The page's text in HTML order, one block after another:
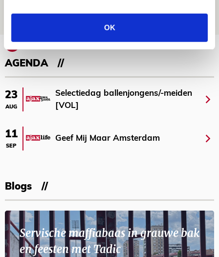
OK
Bekijk meer
AGENDA
23
AUG
Selectiedag ballenjongens/-meiden
[VOL]
11
SEP
Geef Mij Maar Amsterdam
Blogs
Servische maffiabaas in grauwe bak
en feesten met Tadic